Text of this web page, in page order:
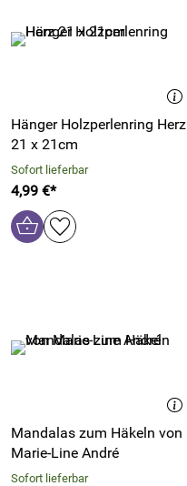
Hänger Holzperlenring Herz
21 x 21cm
Sofort lieferbar
4,99 €*
Mandalas zum Häkeln von
Marie-Line André
Sofort lieferbar